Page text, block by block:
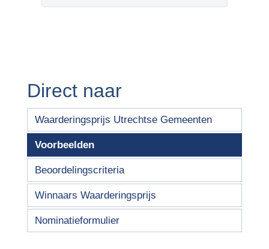
Direct naar
Waarderingsprijs Utrechtse Gemeenten
Voorbeelden
Beoordelingscriteria
Winnaars Waarderingsprijs
Nominatieformulier